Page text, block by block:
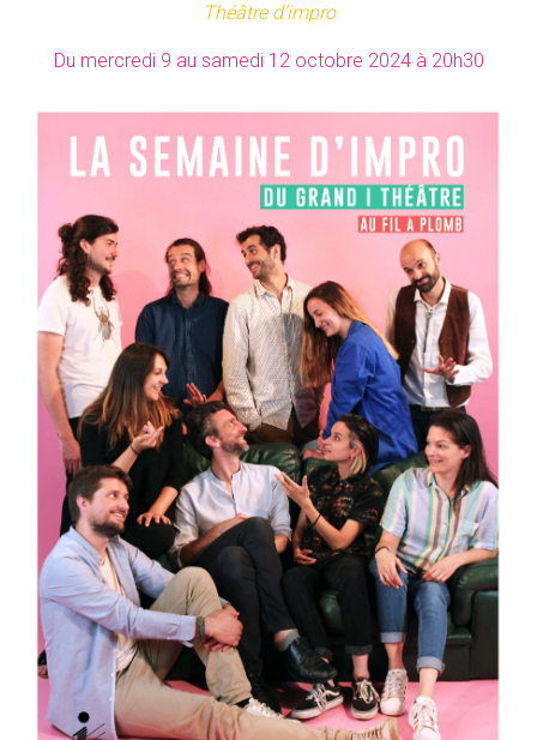
Théâtre d’impro
Du mercredi 9 au samedi 12 octobre 2024 à 20h30